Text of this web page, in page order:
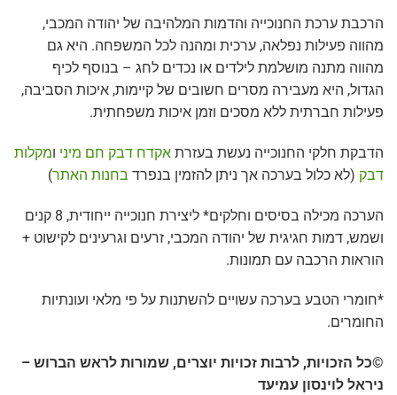
הרכבת ערכת החנוכייה והדמות המלהיבה של יהודה המכבי,
מהווה פעילות נפלאה, ערכית ומהנה לכל המשפחה. היא גם
מהווה מתנה מושלמת לילדים או נכדים לחג – בנוסף לכיף
הגדול, היא מעבירה מסרים חשובים של קיימות, איכות הסביבה,
פעילות חברתית ללא מסכים וזמן איכות משפחתית.
הדבקת חלקי החנוכייה נעשת בעזרת אקדח דבק חם מיני ומקלות
דבק (לא כלול בערכה אך ניתן להזמין בנפרד בחנות האתר)
הערכה מכילה בסיסים וחלקים* ליצירת חנוכייה ייחודית, 8 קנים
ושמש, דמות חגיגית של יהודה המכבי, זרעים וגרעינים לקישוט +
הוראות הרכבה עם תמונות.
*חומרי הטבע בערכה עשויים להשתנות על פי מלאי ועונתיות
החומרים.
©כל הזכויות, לרבות זכויות יוצרים, שמורות לראש הברוש –
ניראל לוינסון עמיעד